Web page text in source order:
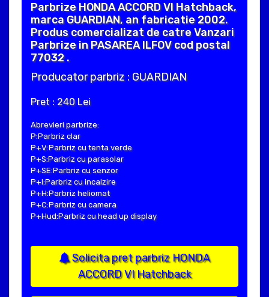
Parbrize HONDA ACCORD VI Hatchback,
marca GUARDIAN, an fabricatie 2002.
Produs comercializat de catre Vanzari
Parbrize in PASAREA ILFOV cod postal
77032 .
Producator parbriz : GUARDIAN
Pret : 240 Lei
Abrevieri parbrize:
P:Parbriz clar
P+V:Parbriz cu tenta verde
P+S:Parbriz cu parasolar
P+SE:Parbriz cu senzor
P+I:Parbriz cu incalzire
P+H:Parbriz heliomat
P+C:Parbriz cu camera
P+Hud:Parbriz cu head up display
Solicita pret parbriz HONDA
ACCORD VI Hatchback